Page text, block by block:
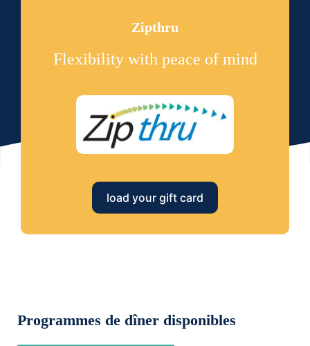
Zipthru
Flexibility with peace of mind
load your gift card
Programmes de dîner disponibles